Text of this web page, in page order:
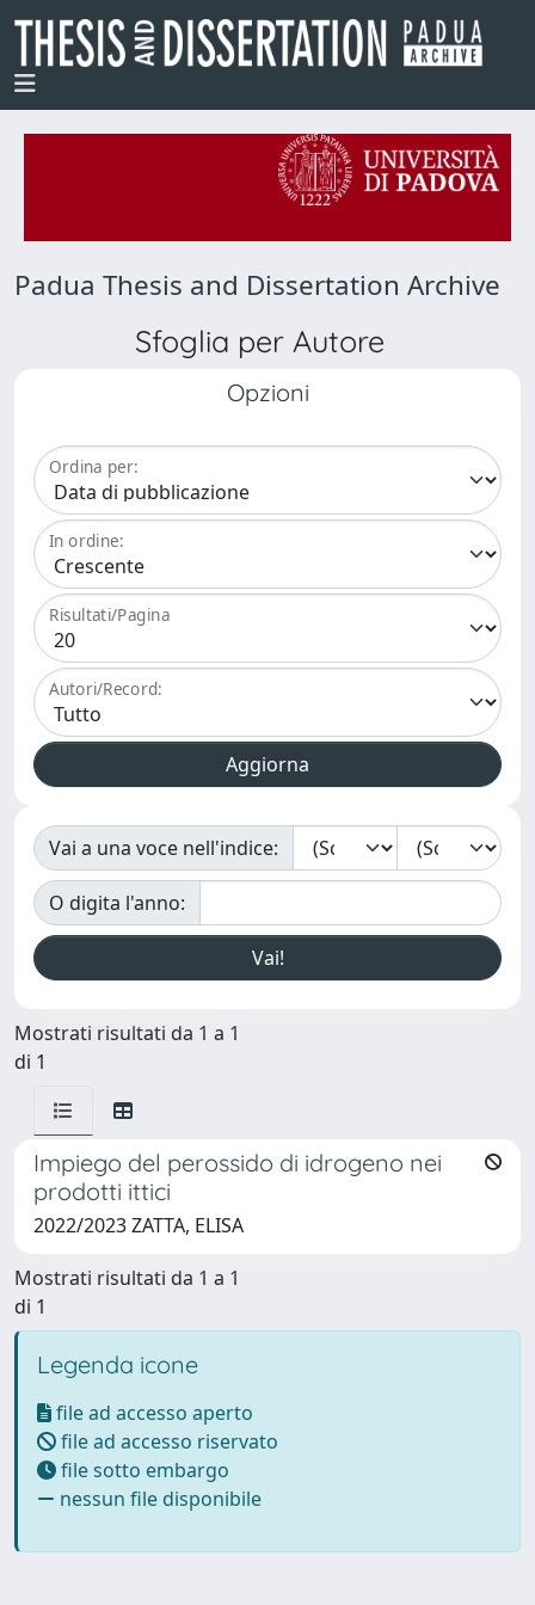
Padua Thesis and Dissertation Archive
Sfoglia per Autore
Opzioni
Ordina per:
In ordine:
Risultati/Pagina
Autori/Record:
Vai a una voce nell'indice:
O digita l'anno:
Mostrati risultati da 1 a 1
di 1
Impiego del perossido di idrogeno nei
prodotti ittici
2022/2023 ZATTA, ELISA
Mostrati risultati da 1 a 1
di 1
Legenda icone
file ad accesso aperto
file ad accesso riservato
file sotto embargo
nessun file disponibile